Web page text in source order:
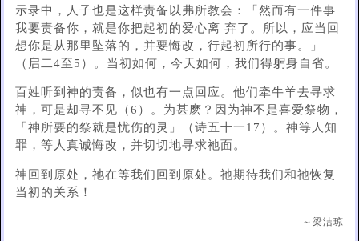
示录中，人子也是这样责备以弗所教会：「然而有一件事
我要责备你，就是你把起初的爱心离 弃了。所以，应当回
想你是从那里坠落的，并要悔改，行起初所行的事。」
（启二4至5）。当初如何，今天如何，我们得躬身自省。
百姓听到神的责备，似也有一点回应。他们牵牛羊去寻求
神，可是却寻不见（6）。为甚麽？因为神不是喜爱祭物，
「神所要的祭就是忧伤的灵」（诗五十一17）。神等人知
罪，等人真诚悔改，并切切地寻求祂面。
神回到原处，祂在等我们回到原处。祂期待我们和祂恢复
当初的关系！
～梁洁琼